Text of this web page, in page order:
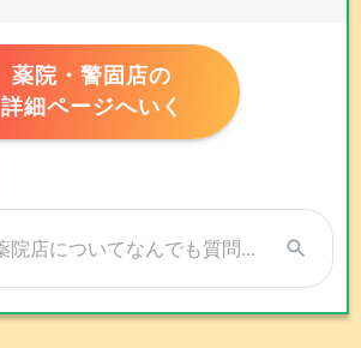
薬院・警固店の
詳細ページへいく